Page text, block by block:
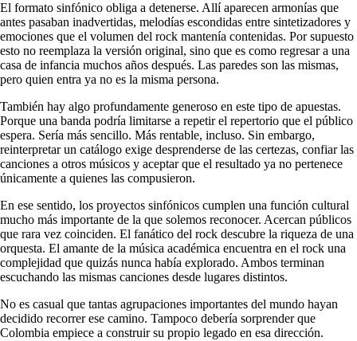
El formato sinfónico obliga a detenerse. Allí aparecen armonías que
antes pasaban inadvertidas, melodías escondidas entre sintetizadores y
emociones que el volumen del rock mantenía contenidas. Por supuesto
esto no reemplaza la versión original, sino que es como regresar a una
casa de infancia muchos años después. Las paredes son las mismas,
pero quien entra ya no es la misma persona.
También hay algo profundamente generoso en este tipo de apuestas.
Porque una banda podría limitarse a repetir el repertorio que el público
espera. Sería más sencillo. Más rentable, incluso. Sin embargo,
reinterpretar un catálogo exige desprenderse de las certezas, confiar las
canciones a otros músicos y aceptar que el resultado ya no pertenece
únicamente a quienes las compusieron.
En ese sentido, los proyectos sinfónicos cumplen una función cultural
mucho más importante de la que solemos reconocer. Acercan públicos
que rara vez coinciden. El fanático del rock descubre la riqueza de una
orquesta. El amante de la música académica encuentra en el rock una
complejidad que quizás nunca había explorado. Ambos terminan
escuchando las mismas canciones desde lugares distintos.
No es casual que tantas agrupaciones importantes del mundo hayan
decidido recorrer ese camino. Tampoco debería sorprender que
Colombia empiece a construir su propio legado en esa dirección.